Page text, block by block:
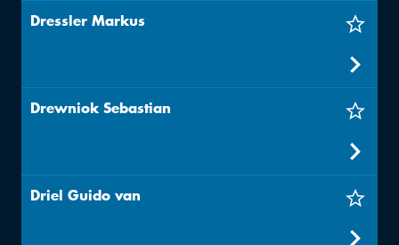
Dressler Markus
Drewniok Sebastian
Driel Guido van